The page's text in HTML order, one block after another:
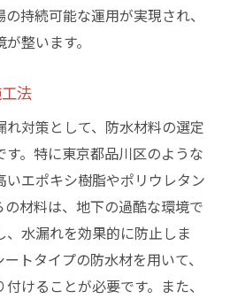
持続可能な運用が実現され、
整います。
法
対策として、防水材料の選定
す。特に東京都品川区のような
エポキシ樹脂やポリウレタン
材料は、地下の過酷な環境で
水漏れを効果的に防止しま
トタイプの防水材を用いて、
けることが必要です。また、